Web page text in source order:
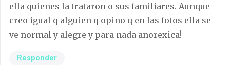
ella quienes la trataron o sus familiares. Aunque
creo igual q alguien q opino q en las fotos ella se
ve normal y alegre y para nada anorexica!
Responder